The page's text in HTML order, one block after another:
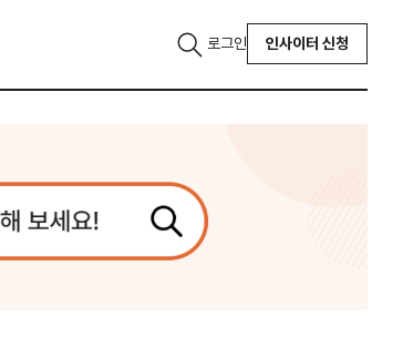
로그인 인사이터 신청